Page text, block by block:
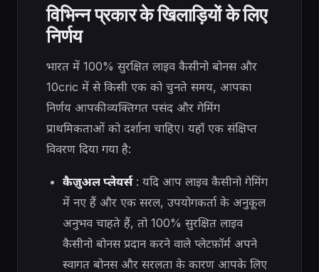
विभिन्न प्रकार के खिलाड़ियों के लिए
निर्णय
भारत में 100% सुरक्षित लाइव कैसीनो बोनस और
10cric में से किसी एक को चुनते समय, आपका
निर्णय आपकी व्यक्तिगत पसंद और गेमिंग
प्राथमिकताओं को दर्शाना चाहिए। यहाँ एक संक्षिप्त
विवरण दिया गया है:
कैज़ुअल प्लेयर्स: यदि आप लाइव कैसीनो गेमिंग
में नए हैं और एक सरल, उपयोगकर्ता के अनुकूल
अनुभव चाहते हैं, तो 100% सुरक्षित लाइव
कैसीनो बोनस प्रदान करने वाले प्लेटफ़ॉर्म अपने
स्वागत बोनस और सरलता के कारण आपके लिए